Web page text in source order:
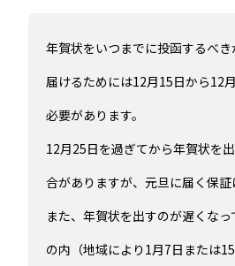
年賀状をいつまでに投函するべ
届けるためには12月15日から12
必要があります。
12月25日を過ぎてから年賀状を
合がありますが、元旦に届く保証
また、年賀状を出すのが遅くな
の内（地域により1月7日または